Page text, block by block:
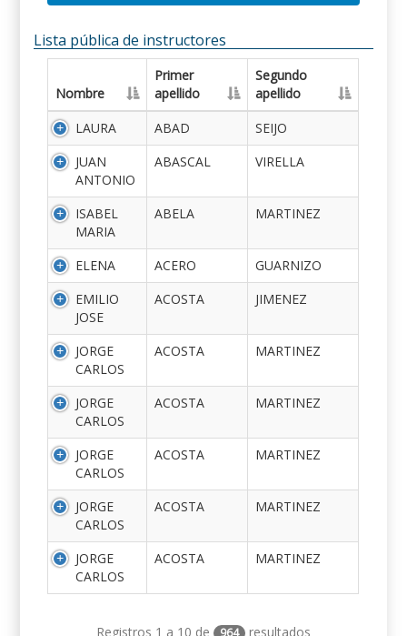
Lista pública de instructores
Nombre
Primer
apellido
Segundo
apellido
LAURA
ABAD
SEIJO
JUAN
ANTONIO
ABASCAL VIRELLA
ISABEL
MARIA
ABELA MARTINEZ
ELENA ACERO
GUARNIZO
EMILIO
JOSE
ACOSTA JIMENEZ
JORGE
CARLOS
ACOSTA MARTINEZ
JORGE
CARLOS
ACOSTA MARTINEZ
JORGE
CARLOS
ACOSTA MARTINEZ
JORGE
CARLOS
ACOSTA MARTINEZ
JORGE
CARLOS
ACOSTA MARTINEZ
Registros 1 a 10 de resultados